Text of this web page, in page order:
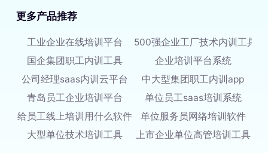
更多产品推荐
工业企业在线培训平台
500强企业工厂技术内训工具
国企集团职工内训工具
企业培训平台系统
公司经理saas内训云平台
中大型集团职工内训app
青岛员工企业培训平台
单位员工saas培训系统
给员工线上培训用什么软件
单位服务员网络培训软件
大型单位技术培训工具
上市企业单位高管培训工具